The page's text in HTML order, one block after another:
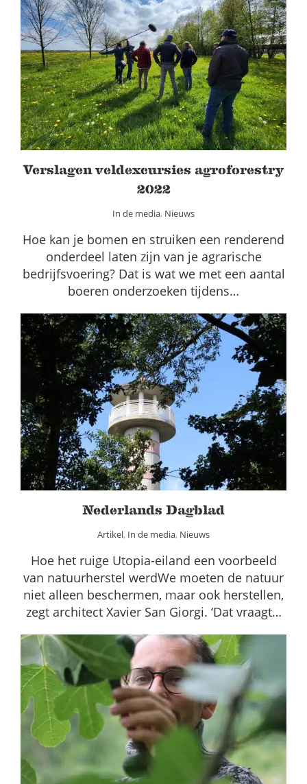
Verslagen veldexcursies agroforestry
2022
In de media Nieuws
Verslagen veldexcursies agroforestry
2022
In de media, Nieuws
Hoe kan je bomen en struiken een renderend
onderdeel laten zijn van je agrarische
bedrijfsvoering? Dat is wat we met een aantal
boeren onderzoeken tijdens…
Nederlands Dagblad
Artikel In de media Nieuws
Nederlands Dagblad
Artikel, In de media, Nieuws
Hoe het ruige Utopia-eiland een voorbeeld
van natuurherstel werdWe moeten de natuur
niet alleen beschermen, maar ook herstellen,
zegt architect Xavier San Giorgi. ‘Dat vraagt…
Pakhuis de Zwijger
In de media Nieuws